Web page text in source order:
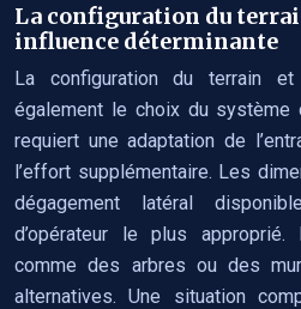
La configuration du
influence déterminante
La configuration du terrain et
également le choix du système
requiert une adaptation de
l’effort supplémentaire. Les
dégagement latéral
d’opérateur le plus approprié.
comme des arbres ou des
alternatives. Une situation